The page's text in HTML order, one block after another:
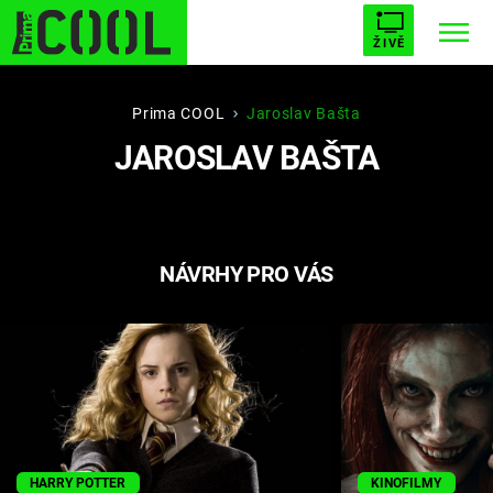
ŽIVĚ
STARHOUSE BUFFY, PŘEMOŽITELKA UPÍRŮ
PLNEJ KOTEL AVENGERS 5
Seriály
Hry
Prima COOL Jaroslav Bašta
JAROSLAV BAŠTA
NÁVRHY PRO VÁS
HARRY POTTER KINOFILMY